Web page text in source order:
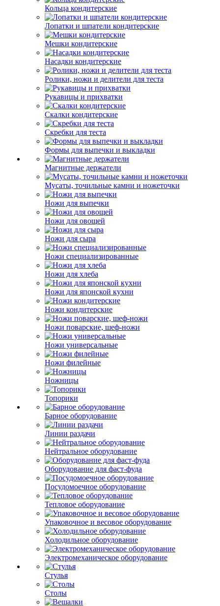
Кольца кондитерские
Лопатки и шпатели кондитерские
Мешки кондитерские
Насадки кондитерские
Ролики, ножи и делители для теста
Рукавицы и прихватки
Скалки кондитерские
Скребки для теста
Формы для выпечки и выкладки
Магнитные держатели
Мусаты, точильные камни и ножеточки
Ножи для выпечки
Ножи для овощей
Ножи для сыра
Ножи специализированные
Ножи для хлеба
Ножи для японской кухни
Ножи кондитерские
Ножи поварские, шеф-ножи
Ножи универсальные
Ножи филейные
Ножницы
Топорики
Барное оборудование
Линии раздачи
Нейтральное оборудование
Оборудование для фаст-фуда
Посудомоечное оборудование
Тепловое оборудование
Упаковочное и весовое оборудование
Холодильное оборудование
Электромеханическое оборудование
Стулья
Столы